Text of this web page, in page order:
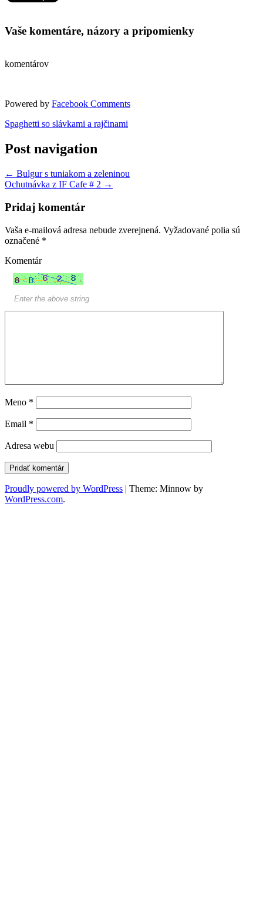
Vaše komentáre, názory a pripomienky
komentárov
Powered by Facebook Comments
Spaghetti so slávkami a rajčinami
Post navigation
← Bulgur s tuniakom a zeleninou
Ochutnávka z IF Cafe # 2 →
Pridaj komentár
Vaša e-mailová adresa nebude zverejnená. Vyžadované polia sú
označené *
Komentár
Meno *
Email *
Adresa webu
Proudly powered by WordPress | Theme: Minnow by
WordPress.com.